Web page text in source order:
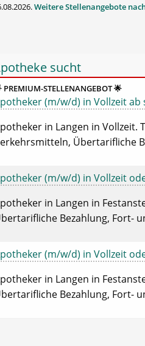
Weitere Stellenangebote
sucht
PREMIUM-STELLENANGEBOT 🌟
(m/w/d) in Vollzeit ab
in Langen in Vollzeit.
Übertarifliche
(m/w/d) in Vollzeit
in Langen in
Bezahlung, Fort-
(m/w/d) in Vollzeit
in Langen in
Bezahlung, Fort-